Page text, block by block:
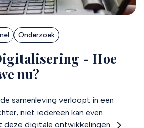
Onderzoek
- Hoe
nu?
samenleving verloopt in een
niet iedereen kan even
deze digitale ontwikkelingen.